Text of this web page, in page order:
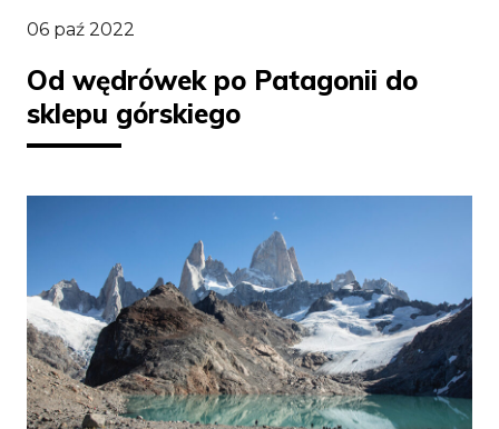
06 paź 2022
Od wędrówek po Patagonii do
sklepu górskiego